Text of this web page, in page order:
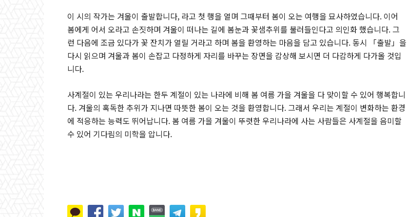
이 시의 작가는 겨울이 출발합니다, 라고 첫 행을 열며 그때부터 봄이 오는 여행을 묘사하였습니다. 이어
봄에게 어서 오라고 손짓하며 겨울이 떠나는 길에 봄눈과 꽃샘추위를 불러들인다고 의인화 했습니다. 그
런 다음에 조금 있다가 꽃 잔치가 열릴 거라고 하며 봄을 환영하는 마음을 담고 있습니다. 동시 「출발」을
다시 읽으며 겨울과 봄이 손잡고 다정하게 자리를 바꾸는 장면을 감상해 보시면 더 다감하게 다가올 것입
니다.
사계절이 있는 우리나라는 한두 계절이 있는 나라에 비해 봄 여름 가을 겨울을 다 맞이할 수 있어 행복합니
다. 겨울의 혹독한 추위가 지나면 따뜻한 봄이 오는 것을 환영합니다. 그래서 우리는 계절이 변화하는 환경
에 적응하는 능력도 뛰어납니다. 봄 여름 가을 겨울이 뚜렷한 우리나라에 사는 사람들은 사계절을 음미할
수 있어 기다림의 미학을 압니다.